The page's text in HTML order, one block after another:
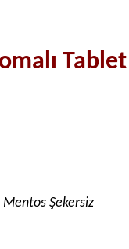
Tablet
Şekersiz